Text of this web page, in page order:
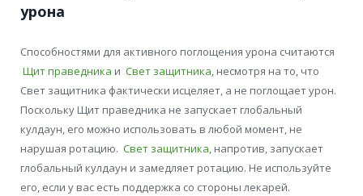
урона
Способностями для активного поглощения урона считаются
Щит праведника и Свет защитника, несмотря на то, что
Свет защитника фактически исцеляет, а не поглощает урон.
Поскольку Щит праведника не запускает глобальный
кулдаун, его можно использовать в любой момент, не
нарушая ротацию. Свет защитника, напротив, запускает
глобальный кулдаун и замедляет ротацию. Не используйте
его, если у вас есть поддержка со стороны лекарей.